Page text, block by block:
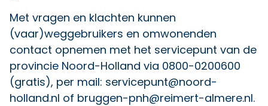
Met vragen en klachten kunnen
(vaar)weggebruikers en omwonenden
contact opnemen met het servicepunt van de
provincie Noord-Holland via 0800-0200600
(gratis), per mail: servicepunt@noord-
holland.nl of bruggen-pnh@reimert-almere.nl.